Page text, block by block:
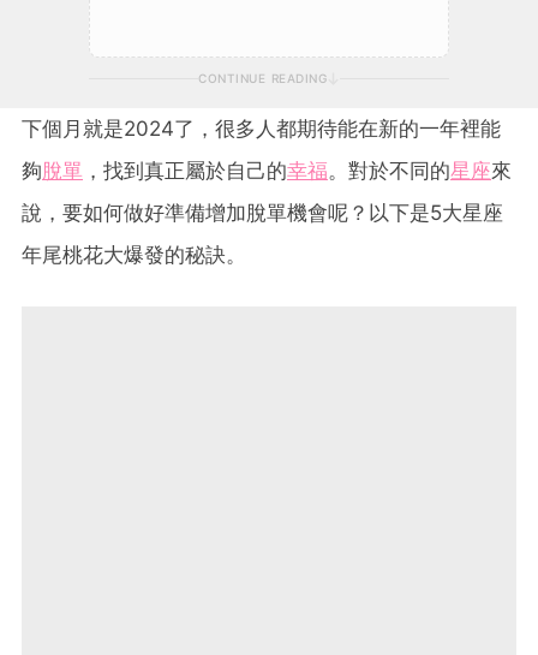
CONTINUE READING
下個月就是2024了，很多人都期待能在新的一年裡能
夠脫單 ，找到真正屬於自己的幸福。對於不同的星座來
說，要如何做好準備增加脫單機會呢？以下是5大星座
年尾桃花大爆發的秘訣。